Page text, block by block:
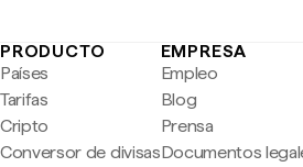
PRODUCTO
Países
Tarifas
Cripto
Conversor de divisas
EMPRESA
Empleo
Blog
Prensa
Documentos